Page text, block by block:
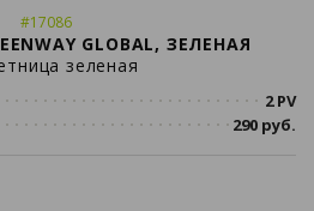
#17086
GLOBAL, ЗЕЛЕНАЯ
зеленая
2 PV
290 руб.